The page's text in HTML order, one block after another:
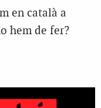
en català a
hem de fer?